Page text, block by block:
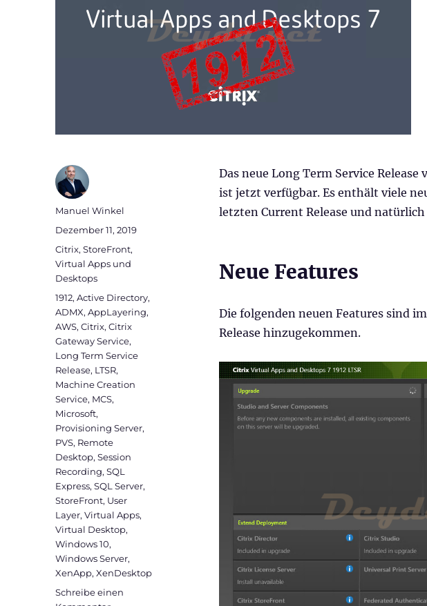
Das neue Long Term Service
ist jetzt verfügbar. Es enthält viele
letzten Current Release und
Neue Features
Die folgenden neuen Features sind
Release hinzugekommen.
Autor
Manuel Winkel
Veröffentlicht
am
Dezember 11, 2019
Kategorien
Citrix,StoreFront,
Virtual Apps und
Desktops
Schlagwörter
1912,Active Directory,
ADMX,AppLayering,
AWS,Citrix,Citrix
Gateway Service,
Long Term Service
Release, LTSR,
Machine Creation
Service, MCS,
Microsoft,
Provisioning Server,
PVS, Remote
Desktop,Session
Recording,SQL
Express,SQL Server,
StoreFront, User
Layer,Virtual Apps,
Virtual Desktop,
Windows 10,
Windows Server,
XenApp,XenDesktop
Schreibe einen